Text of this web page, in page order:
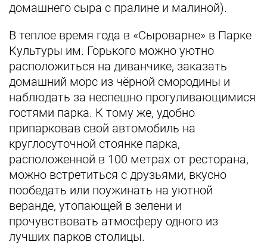
домашнего сыра с пралине и малиной).
В теплое время года в «Сыроварне» в Парке
Культуры им. Горького можно уютно
расположиться на диванчике, заказать
домашний морс из чёрной смородины и
наблюдать за неспешно прогуливающимися
гостями парка. К тому же, удобно
припарковав свой автомобиль на
круглосуточной стоянке парка,
расположенной в 100 метрах от ресторана,
можно встретиться с друзьями, вкусно
пообедать или поужинать на уютной
веранде, утопающей в зелени и
прочувствовать атмосферу одного из
лучших парков столицы.